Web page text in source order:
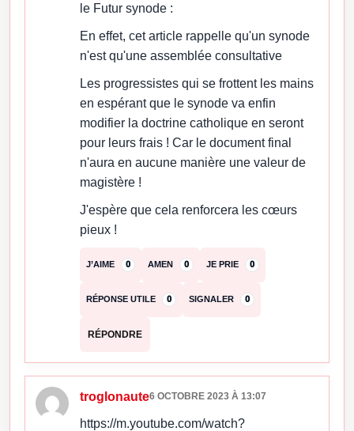
le Futur synode :
En effet, cet article rappelle qu'un synode
n'est qu'une assemblée consultative
Les progressistes qui se frottent les mains
en espérant que le synode va enfin
modifier la doctrine catholique en seront
pour leurs frais ! Car le document final
n'aura en aucune manière une valeur de
magistère !
J'espère que cela renforcera les cœurs
pieux !
J’AIME 0 AMEN 0 JE PRIE 0
RÉPONSE UTILE 0 SIGNALER 0
RÉPONDRE
troglonaute6 OCTOBRE 2023 À 13:07
https://m.youtube.com/watch?